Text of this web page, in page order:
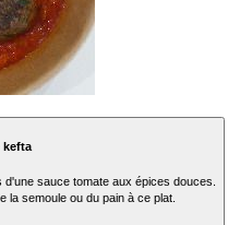
kefta
sauce tomate aux épices douces.
la semoule ou du pain à ce plat.